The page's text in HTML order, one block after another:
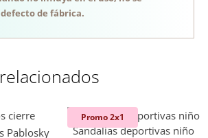
de fábrica.
Promo 2x1
Sandalias deportivas niño